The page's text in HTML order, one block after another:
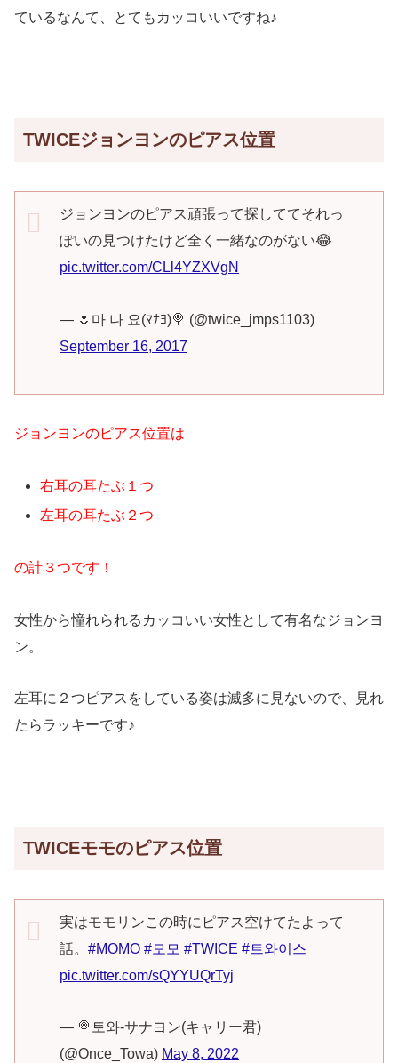
ているなんて、とてもカッコいいですね♪
TWICEジョンヨンのピアス位置
ジョンヨンのピアス頑張って探しててそれっ
ぽいの見つけたけど全く一緒なのがない😂
pic.twitter.com/CLl4YZXVgN
— 🌷마 나 요(ﾏﾅﾖ)🍭 (@twice_jmps1103)
September 16, 2017
ジョンヨンのピアス位置は
右耳の耳たぶ１つ
左耳の耳たぶ２つ
の計３つです！
女性から憧れられるカッコいい女性として有名なジョンヨ
ン。
左耳に２つピアスをしている姿は滅多に見ないので、見れ
たらラッキーです♪
TWICEモモのピアス位置
実はモモリンこの時にピアス空けてたよって
話。 #MOMO #모모 #TWICE #트와이스
pic.twitter.com/sQYYUQrTyj
— 🍭토와‐サナヨン(キャリー君)
(@Once_Towa) May 8, 2022